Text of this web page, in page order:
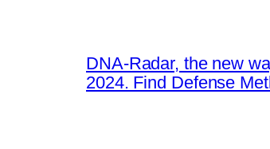
DNA-Radar, the new
2024. Find Defense